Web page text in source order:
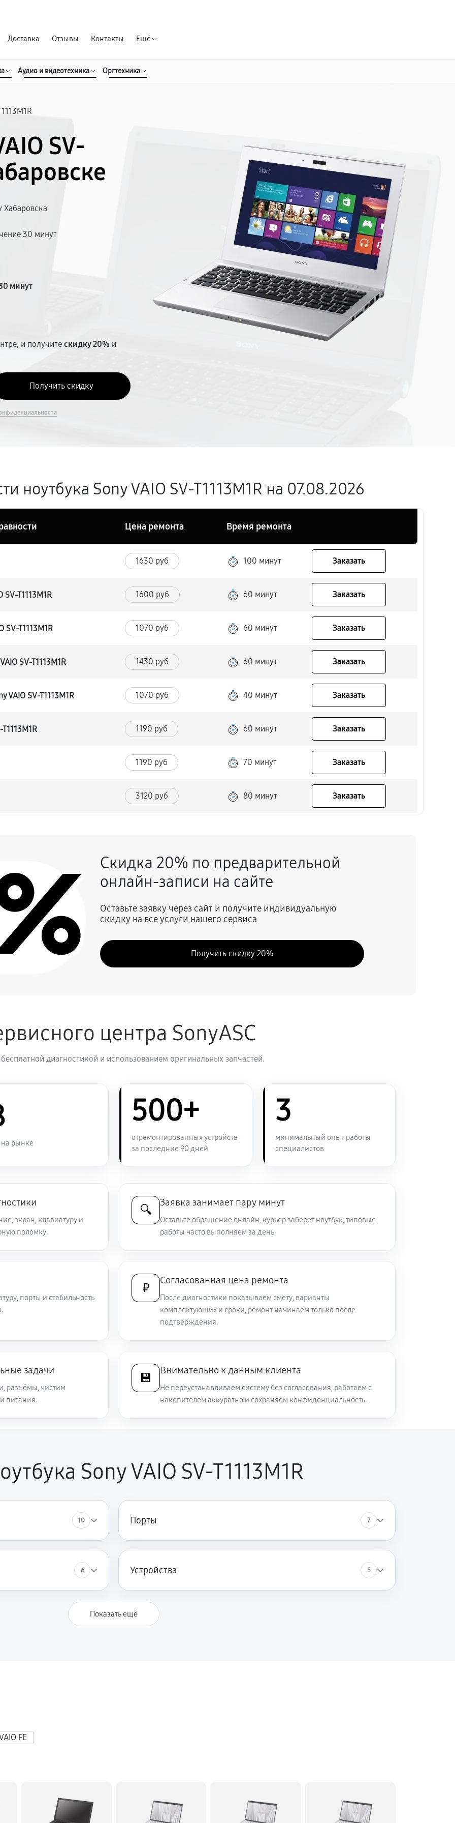
Доставка Отзывы Контакты Ещё
Аудио и видеотехника Оргтехника
SV-
Хабаровска
30 минут
минут
и получитескидку 20% и
ноутбука Sony VAIO SV-T1113M1R на 07.08.2026
Цена ремонта Время ремонта
1630 руб 100 минут Заказать
SV-T1113M1R 1600 руб 60 минут Заказать
SV-T1113M1R 1070 руб 60 минут Заказать
SV-T1113M1R 1430 руб 60 минут Заказать
VAIO SV-T1113M1R 1070 руб 40 минут Заказать
1190 руб 60 минут Заказать
1190 руб 70 минут Заказать
3120 руб 80 минут Заказать
1190 руб 60 минут Заказать
SV-T1113M1R
Заказать
1320 руб 60 минут
SV-T1113M1R 1270 руб 60 минут
1790 руб 120 минут
VAIO SV-T1113M1R 80 минут
T1113M1R 1270 руб 40 минут
1190 руб 50 минут
VAIO SV-T1113M1R 870 руб 30 минут
3000 руб 80 минут
SV-T1113M1R 1920 руб 50 минут Заказать
SV-T1113M1R 3290 руб 120 минут
SV-T1113M1R 1120 руб 60 минут Заказать
SV-T1113M1R 1440 руб Заказать
1390 руб
Скидка 20% по предварительной
онлайн-записи на сайте
Оставьте заявку через сайт и получите индивидуальную
скидку на все услуги нашего сервиса
Получить скидку 20%
центра SonyASC
диагностикой и использованием оригинальных запчастей.
на рынке
500+
отремонтированных устройств
за последние 90 дней
3
минимальный опыт работы
специалистов
экран, клавиатуру и
поломку.
🔍
Заявка занимает пару минут
Оставьте обращение онлайн, курьер заберёт ноутбук, типовые
работы часто выполняем за день.
порты и стабильность
₽
Согласованная цена ремонта
После диагностики показываем смету, варианты
комплектующих и сроки, ремонт начинаем только после
подтверждения.
задачи
разъёмы, чистим
питания.
💾
Внимательно к данным клиента
Не переустанавливаем систему без согласования, работаем с
накопителем аккуратно и сохраняем конфиденциальность.
Sony VAIO SV-T1113M1R
10 Порты 7
6 Устройства 5
Показать ещё
FE